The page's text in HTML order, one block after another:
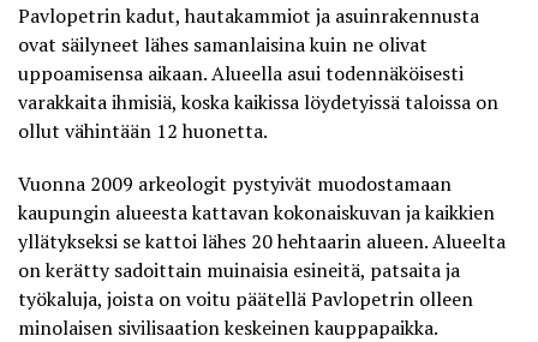
Pavlopetrin kadut, hautakammiot ja asuinrakennusta
ovat säilyneet lähes samanlaisina kuin ne olivat
uppoamisensa aikaan. Alueella asui todennäköisesti
varakkaita ihmisiä, koska kaikissa löydetyissä taloissa on
ollut vähintään 12 huonetta.
Vuonna 2009 arkeologit pystyivät muodostamaan
kaupungin alueesta kattavan kokonaiskuvan ja kaikkien
yllätykseksi se kattoi lähes 20 hehtaarin alueen. Alueelta
on kerätty sadoittain muinaisia esineitä, patsaita ja
työkaluja, joista on voitu päätellä Pavlopetrin olleen
minolaisen sivilisaation keskeinen kauppapaikka.